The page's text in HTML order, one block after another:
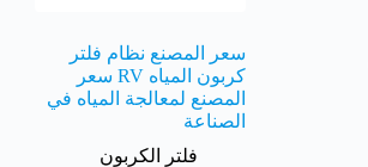
سعر المصنع نظام فلتر
كربون المياه RV سعر
المصنع لمعالجة المياه في
الصناعة
فلتر الكربون